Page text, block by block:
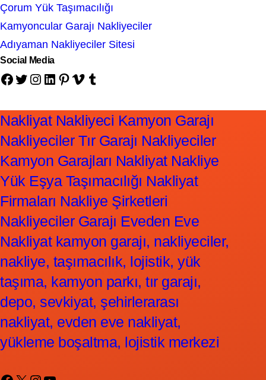
Çorum Yük Taşımacılığı
Kamyoncular Garajı Nakliyeciler
Adıyaman Nakliyeciler Sitesi
Social Media
Facebook Twitter Instagram LinkedIn Pinterest Vimeo Tumblr
Nakliyat Nakliyeci Kamyon Garajı
Nakliyeciler Tır Garajı Nakliyeciler
Kamyon Garajları Nakliyat Nakliye
Yük Eşya Taşımacılığı Nakliyat
Firmaları Nakliye Şirketleri
Nakliyeciler Garajı Eveden Eve
Nakliyat kamyon garajı, nakliyeciler,
nakliye, taşımacılık, lojistik, yük
taşıma, kamyon parkı, tır garajı,
depo, sevkiyat, şehirlerarası
nakliyat, evden eve nakliyat,
yükleme boşaltma, lojistik merkezi